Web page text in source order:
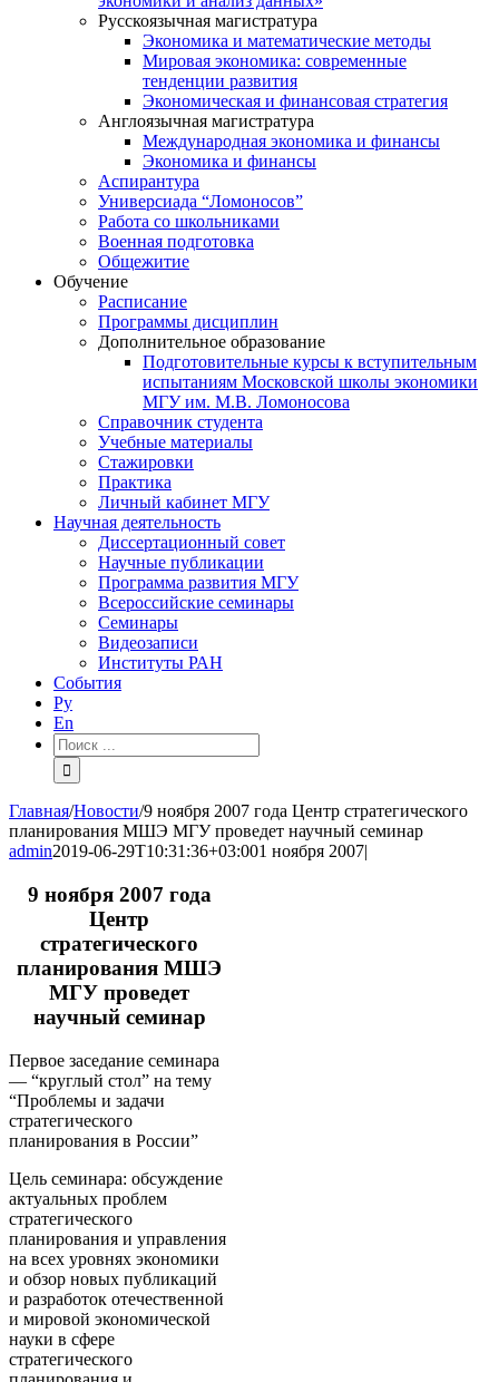
Русскоязычная магистратура
Экономика и математические методы
Мировая экономика: современные
тенденции развития
Экономическая и финансовая стратегия
Англоязычная магистратура
Международная экономика и финансы
Экономика и финансы
Аспирантура
Универсиада “Ломоносов”
Работа со школьниками
Военная подготовка
Общежитие
Обучение
Расписание
Программы дисциплин
Дополнительное образование
Подготовительные курсы к вступительным
испытаниям Московской школы экономики
МГУ им. М.В. Ломоносова
Справочник студента
Учебные материалы
Стажировки
Практика
Личный кабинет МГУ
Научная деятельность
Диссертационный совет
Научные публикации
Программа развития МГУ
Всероссийские семинары
Семинары
Видеозаписи
Институты РАН
События
Ру
En
Результат
поиска:
Главная/Новости/9 ноября 2007 года Центр стратегического
планирования МШЭ МГУ проведет научный семинар
admin2019-06-29T10:31:36+03:001 ноября 2007|
9 ноября 2007 года
Центр
стратегического
планирования МШЭ
МГУ проведет
научный семинар
Первое заседание семинара
— “круглый стол” на тему
“Проблемы и задачи
стратегического
планирования в России”
Цель семинара: обсуждение
актуальных проблем
стратегического
планирования и управления
на всех уровнях экономики
и обзор новых публикаций
и разработок отечественной
и мировой экономической
науки в сфере
стратегического